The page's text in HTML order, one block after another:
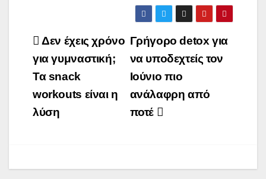
Πλοήγηση
άρθρων
Γρήγορο detox για
να υποδεχτείς τον
Ιούνιο πιο
ανάλαφρη από
ποτέ
Δεν έχεις χρόνο
για γυμναστική;
Τα snack
workouts είναι η
λύση